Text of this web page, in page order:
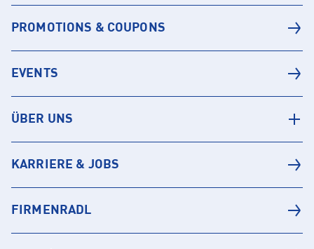
PROMOTIONS & COUPONS
EVENTS
ÜBER UNS
KARRIERE & JOBS
FIRMENRADL